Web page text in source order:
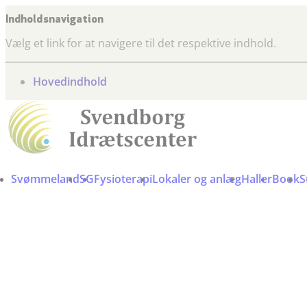
Indholdsnavigation
Vælg et link for at navigere til det respektive indhold.
gå til
Hovedindhold
SvømmelandSGFysioterapiLokaler og anlægHallerBook